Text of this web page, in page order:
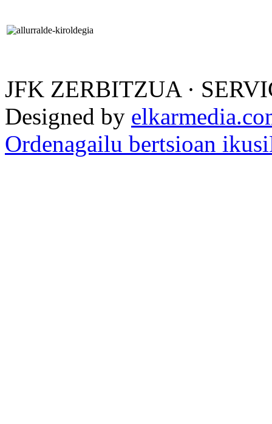
JFK ZERBITZUA ·
Designed by
Ordenagailu bertsioan ikusi